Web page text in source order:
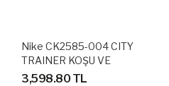
Nike CK2585-004 CITY
TRAINER KOŞU VE
YÜRÜYÜŞ AYAKKABISI
3,598.80 TL